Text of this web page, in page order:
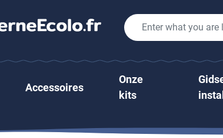
Accessoires
Onze
kits